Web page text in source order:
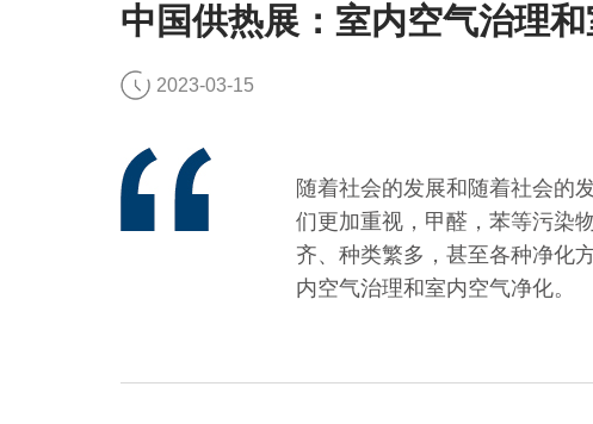
中国供热展：室内空气治理
2023-03-15
随着社会的发展和随着社会的
们更加重视，甲醛，苯等污染
齐、种类繁多，甚至各种净化
内空气治理和室内空气净化。